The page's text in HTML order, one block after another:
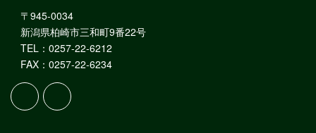
〒945-0034
新潟県柏崎市三和町9番22号
TEL：0257-22-6212
FAX：0257-22-6234